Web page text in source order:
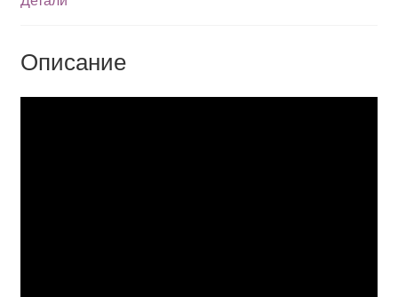
Описание